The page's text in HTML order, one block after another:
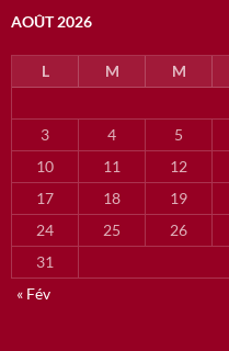
AOÛT 2026
L M M
3
4 5
10
11 12
17
18 19
24
25 26
31
« Fév